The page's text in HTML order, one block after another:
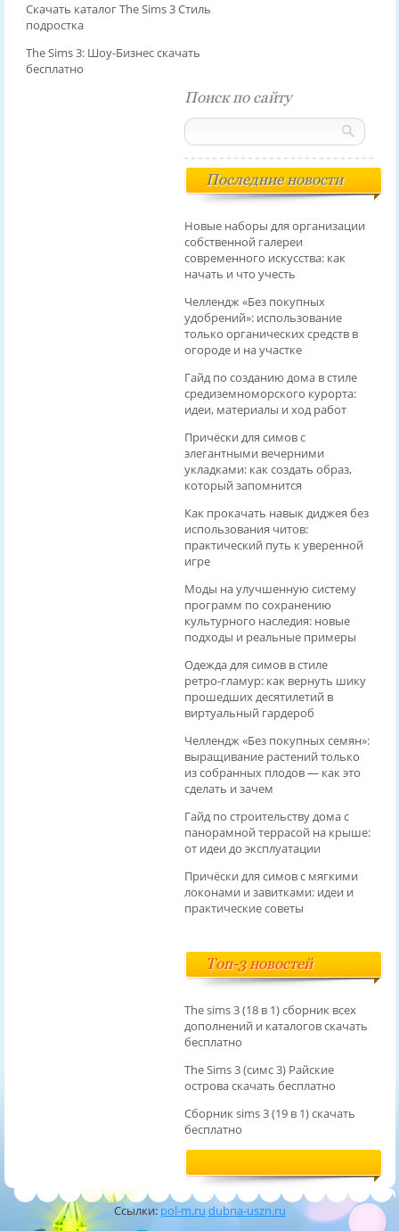
Скачать каталог The Sims 3 Стиль
подростка
The Sims 3: Шоу-Бизнес скачать
бесплатно
Поиск по сайту
Последние новости
Новые наборы для организации
собственной галереи
современного искусства: как
начать и что учесть
Челлендж «Без покупных
удобрений»: использование
только органических средств в
огороде и на участке
Гайд по созданию дома в стиле
средиземноморского курорта:
идеи, материалы и ход работ
Причёски для симов с
элегантными вечерними
укладками: как создать образ,
который запомнится
Как прокачать навык диджея без
использования читов:
практический путь к уверенной
игре
Моды на улучшенную систему
программ по сохранению
культурного наследия: новые
подходы и реальные примеры
Одежда для симов в стиле
ретро‑гламур: как вернуть шику
прошедших десятилетий в
виртуальный гардероб
Челлендж «Без покупных семян»:
выращивание растений только
из собранных плодов — как это
сделать и зачем
Гайд по строительству дома с
панорамной террасой на крыше:
от идеи до эксплуатации
Причёски для симов с мягкими
локонами и завитками: идеи и
практические советы
Топ-3 новостей
The sims 3 (18 в 1) сборник всех
дополнений и каталогов скачать
бесплатно
The Sims 3 (симс 3) Райские
острова скачать бесплатно
Сборник sims 3 (19 в 1) скачать
бесплатно
Ссылки: pol-m.ru dubna-uszn.ru